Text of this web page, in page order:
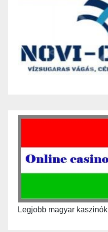
Legjobb magyar kaszinók